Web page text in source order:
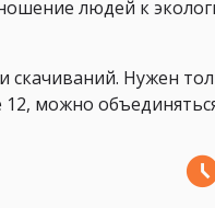
людей к
скачиваний. Нужен
можно